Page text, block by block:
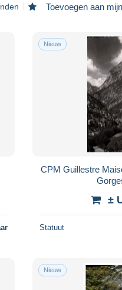
Toevoegen aan
Nieuw
CPM Guillestre
±
Statuut
Nieuw